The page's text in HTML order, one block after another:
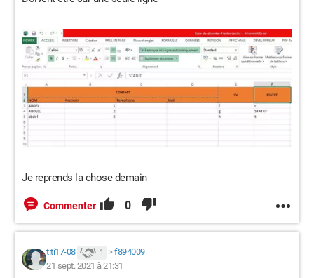
Je reprends la chose demain
Commenter 0
titi17-08 1 > f894009
21 sept. 2021 à 21:31